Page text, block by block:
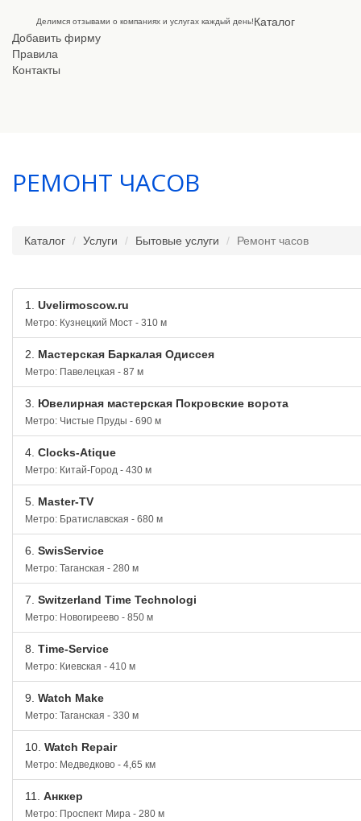
Делимся отзывами о компаниях и услугах каждый день!Каталог
Добавить фирму
Правила
Контакты
РЕМОНТ ЧАСОВ
Каталог Услуги Бытовые услуги Ремонт часов
1. Uvelirmoscow.ru
Метро: Кузнецкий Мост - 310 м
2. Мастерская Баркалая Одиссея
Метро: Павелецкая - 87 м
3. Ювелирная мастерская Покровские ворота
Метро: Чистые Пруды - 690 м
4. Clocks-Atique
Метро: Китай-Город - 430 м
5. Master-TV
Метро: Братиславская - 680 м
6. SwisService
Метро: Таганская - 280 м
7. Switzerland Time Technologi
Метро: Новогиреево - 850 м
8. Time-Service
Метро: Киевская - 410 м
9. Watch Make
Метро: Таганская - 330 м
10. Watch Repair
Метро: Медведково - 4,65 км
11. Анккер
Метро: Проспект Мира - 280 м